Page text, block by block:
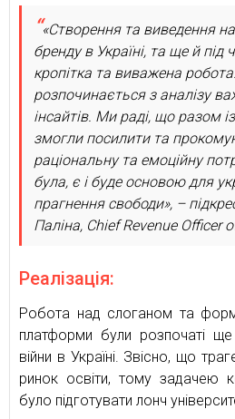
«Створення та виведення
бренду в Україні, та ще й під
кропітка та виважена
розпочинається з аналізу
інсайтів. Ми раді, що разом
змогли посилити та
раціональну та емоційну
була, є і буде основою для
прагнення свободи», –
Паліна, Chief Revenue Officer
Реалізація:
Робота над слоганом та
платформи були розпочаті
війни в Україні. Звісно, що
ринок освіти, тому задачею
було підготувати лонч